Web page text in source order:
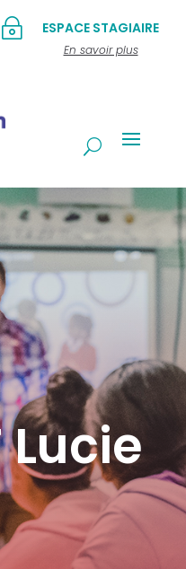
~ ESPACE STAGIAIRE
En savoir plus
Lucie